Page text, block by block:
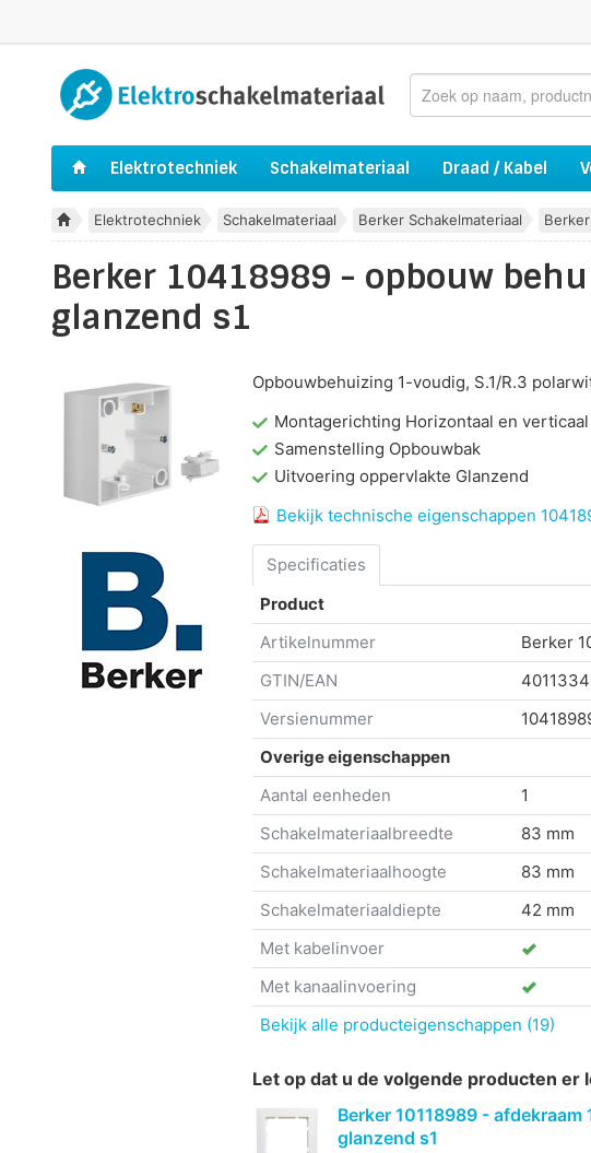
Elektrotechniek Schakelmateriaal Draad / Kabel
Elektrotechniek Schakelmateriaal Berker Schakelmateriaal
Berker 10418989 - opbouw
glanzend s1
Opbouwbehuizing 1-voudig, S.1/R.3
Montagerichting Horizontaal en verticaal
Samenstelling Opbouwbak
Uitvoering oppervlakte Glanzend
Bekijk technische eigenschappen
Specificaties
Product
Artikelnummer
Berker
GTIN/EAN
Versienummer
Overige eigenschappen
Aantal eenheden
1
Schakelmateriaalbreedte
83 mm
Schakelmateriaalhoogte
83 mm
Schakelmateriaaldiepte
42 mm
Met kabelinvoer
Met kanaalinvoering
Bekijk alle producteigenschappen (19)
Let op dat u de volgende producten er
Berker 10118989 -
glanzend s1